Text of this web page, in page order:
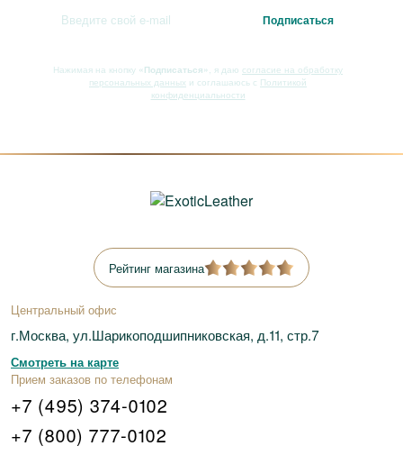
Нажимая на кнопку «Подписаться» , я даю согласие на обработку
персональных данных и соглашаюсь с Политикой
конфиденциальности
Рейтинг магазина
Центральный офис
г.Москва, ул.Шарикоподшипниковская, д.11, стр.7
Смотреть на карте
Прием заказов по телефонам
+7 (495) 374-0102
+7 (800) 777-0102